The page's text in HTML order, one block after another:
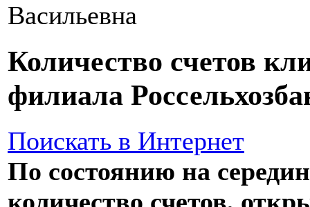
Васильевна
Количество счетов
филиала
Поискать в Интернет
По состоянию на